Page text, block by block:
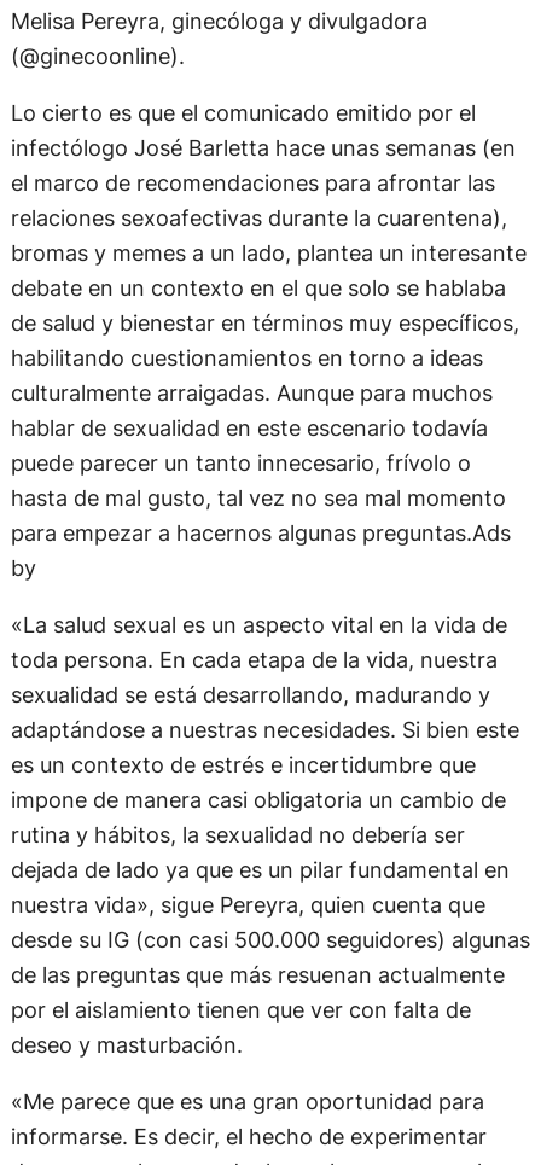
Melisa Pereyra, ginecóloga y divulgadora
(@ginecoonline).
Lo cierto es que el comunicado emitido por el
infectólogo José Barletta hace unas semanas (en
el marco de recomendaciones para afrontar las
relaciones sexoafectivas durante la cuarentena),
bromas y memes a un lado, plantea un interesante
debate en un contexto en el que solo se hablaba
de salud y bienestar en términos muy específicos,
habilitando cuestionamientos en torno a ideas
culturalmente arraigadas. Aunque para muchos
hablar de sexualidad en este escenario todavía
puede parecer un tanto innecesario, frívolo o
hasta de mal gusto, tal vez no sea mal momento
para empezar a hacernos algunas preguntas.Ads
by
«La salud sexual es un aspecto vital en la vida de
toda persona. En cada etapa de la vida, nuestra
sexualidad se está desarrollando, madurando y
adaptándose a nuestras necesidades. Si bien este
es un contexto de estrés e incertidumbre que
impone de manera casi obligatoria un cambio de
rutina y hábitos, la sexualidad no debería ser
dejada de lado ya que es un pilar fundamental en
nuestra vida», sigue Pereyra, quien cuenta que
desde su IG (con casi 500.000 seguidores) algunas
de las preguntas que más resuenan actualmente
por el aislamiento tienen que ver con falta de
deseo y masturbación.
«Me parece que es una gran oportunidad para
informarse. Es decir, el hecho de experimentar